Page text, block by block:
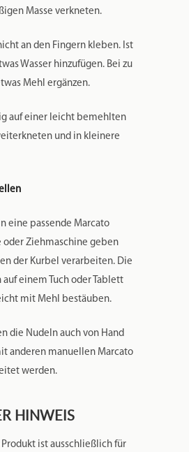
Masse verkneten.
an den Fingern kleben. Ist
Wasser hinzufügen. Bei zu
Mehl ergänzen.
auf einer leicht bemehlten
und in kleinere
eine passende Marcato
oder Ziehmaschine geben
der Kurbel verarbeiten. Die
einem Tuch oder Tablett
mit Mehl bestäuben.
die Nudeln auch von Hand
anderen manuellen Marcato
werden.
HINWEIS
Produkt ist ausschließlich für